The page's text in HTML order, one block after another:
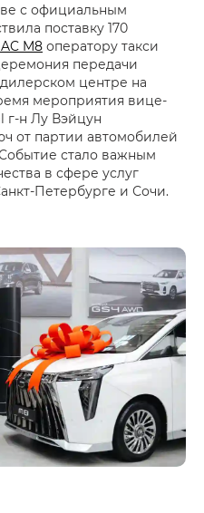
с официальным
поставку 170
M8 оператору такси
передачи
центре на
мероприятия вице-
г-н Лу Вэйцун
от партии автомобилей
стало важным
в сфере услуг
Петербурге и Сочи.